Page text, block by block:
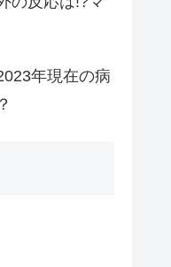
年現在の病